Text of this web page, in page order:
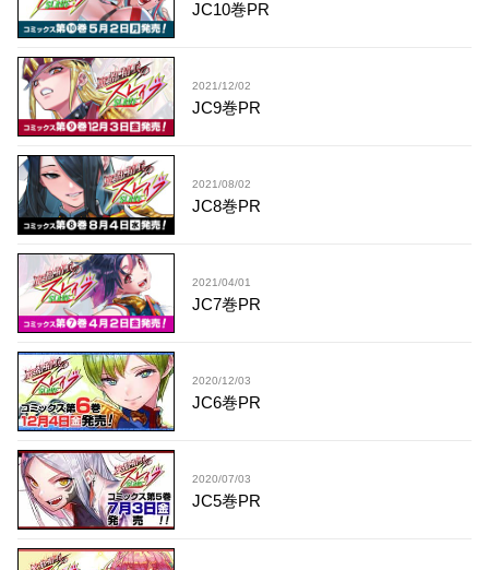
JC10巻PR
2021/12/02
JC9巻PR
2021/08/02
JC8巻PR
2021/04/01
JC7巻PR
2020/12/03
JC6巻PR
2020/07/03
JC5巻PR